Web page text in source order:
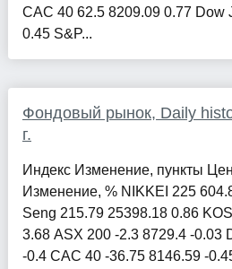
CAC 40 62.5 8209.09 0.77 Dow
0.45 S&P...
Фондовый рынок, Daily
г.
Индекс Изменение, пункты
Изменение, % NIKKEI 225
Seng 215.79 25398.18 0.86
3.68 ASX 200 -2.3 8729.4 -0.03
-0.4 CAC 40 -36.75 8146.59 -